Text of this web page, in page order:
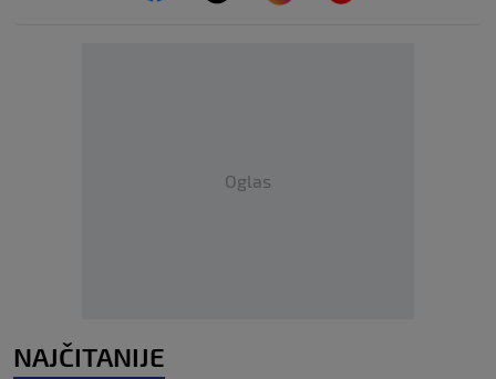
Oglas
NAJČITANIJE